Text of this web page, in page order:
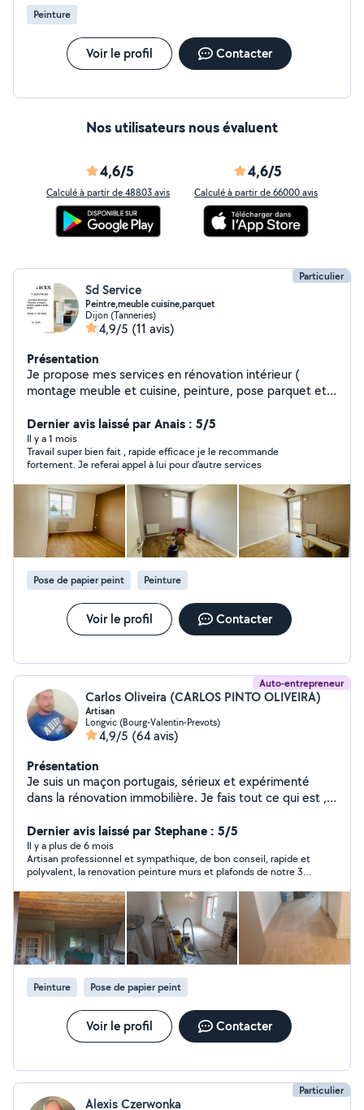
Peinture
Voir le profil Contacter
Nos utilisateurs nous évaluent
4,6/5
Calculé à partir de 48803 avis
4,6/5
Calculé à partir de 66000 avis
Particulier
Sd Service
Peintre,meuble cuisine,parquet
Dijon (Tanneries)
4,9/5 (11 avis)
Présentation
Je propose mes services en rénovation intérieur (
montage meuble et cuisine, peinture, pose parquet et
J'accorde une importance particulière au travail de
qualité et bien fait . Votre satisfaction sera toujours
notre priorité. Cordialement
Dernier avis laissé par Anais : 5/5
Il y a 1 mois
Travail super bien fait , rapide efficace je le recommande
fortement. Je referai appel à lui pour d’autre services
Pose de papier peint Peinture
Voir le profil Contacter
Auto-entrepreneur
Carlos Oliveira (CARLOS PINTO OLIVEIRA)
Artisan
Longvic (Bourg-Valentin-Prevots)
4,9/5 (64 avis)
Présentation
Je suis un maçon portugais, sérieux et expérimenté
dans la rénovation immobilière. Je fais tout ce qui est ,
dalle en béton, aglos, brique....N'hésitez pas à me
contacter
Dernier avis laissé par Stephane : 5/5
Il y a plus de 6 mois
Artisan professionnel et sympathique, de bon conseil, rapide et
polyvalent, la renovation peinture murs et plafonds de notre 3
sans probleme la prochaine fois!
Peinture Pose de papier peint
Voir le profil Contacter
Particulier
Alexis Czerwonka